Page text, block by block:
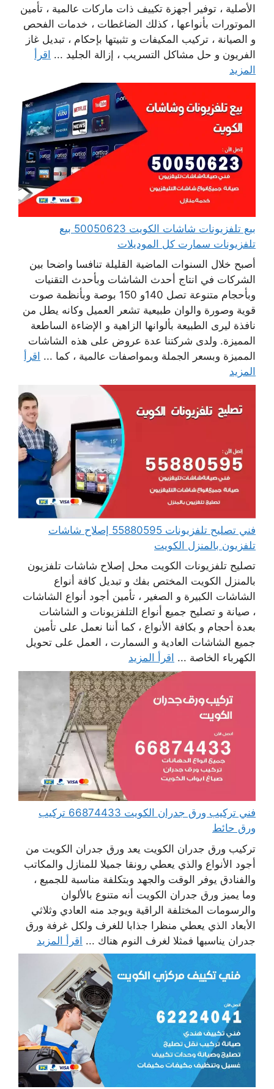
الأصلية ، توفير أجهزة تكييف ذات ماركات عالمية ، تأمين
الموتورات بأنواعها ، كذلك الضاغطات ، خدمات الفحص
و الصيانة ، تركيب المكيفات و تثبيتها بإحكام ، تبديل غاز
الفريون و حل مشاكل التسريب ، إزالة الجليد ... اقرأ
المزيد
بيع تلفزيونات شاشات الكويت 50050623 بيع
تلفزيونات سمارت كل الموديلات
أصبح خلال السنوات الماضية القليلة تنافسا واضحا بين
الشركات في انتاج أحدث الشاشات وبأحدث التقنيات
وبأحجام متنوعة تصل 140و 150 بوصة وبأنظمة صوت
قوية وصورة والوان طبيعية تشعر العميل وكانه يطل من
نافذة ليرى الطبيعة بألوانها الزاهية و الإضاءة الساطعة
المميزة. ولدى شركتنا عدة عروض على هذه الشاشات
المميزة وبسعر الجملة وبمواصفات عالمية ، كما ... اقرأ
المزيد
فني تصليح تلفزيونات 55880595 إصلاح شاشات
تلفزيون بالمنزل الكويت
تصليح تلفزيونات الكويت محل إصلاح شاشات تلفزيون
بالمنزل الكويت المختص بفك و تبديل كافة أنواع
الشاشات الكبيرة و الصغير ، تأمين أجود أنواع الشاشات
، صيانة و تصليح جميع أنواع التلفزيونات و الشاشات
بعدة أحجام و بكافة الأنواع ، كما أننا نعمل على تأمين
جميع الشاشات العادية و السمارت ، العمل على تحويل
الكهرباء الخاصة ... اقرأ المزيد
فني تركيب ورق جدران الكويت 66874433 تركيب
ورق حائط
تركيب ورق جدران الكويت يعد ورق جدران الكويت من
أجود الأنواع والذي يعطي رونقا جميلا للمنازل والمكاتب
والفنادق يوفر الوقت والجهد وبتكلفة مناسبة للجميع ،
وما يميز ورق جدران الكويت أنه متنوع بالألوان
والرسومات المختلفة الراقية ويوجد منه العادي وثلاثي
الأبعاد الذي يعطي منظرا جذابا للغرف ولكل غرفة ورق
جدران يناسبها فمثلا لغرف النوم هناك ... اقرأ المزيد